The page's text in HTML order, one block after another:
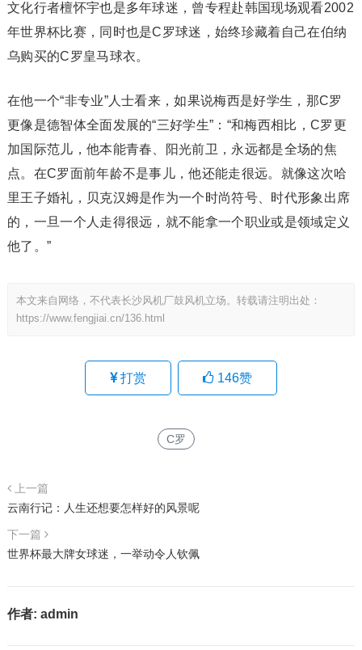
文化行者檀怀宇也是多年球迷，曾专程赴韩国现场观看2002
年世界杯比赛，同时也是C罗球迷，始终珍藏着自己在伯纳
乌购买的C罗皇马球衣。
在他一个“非专业”人士看来，如果说梅西是好学生，那C罗
更像是德智体全面发展的“三好学生”：“和梅西相比，C罗更
加国际范儿，他本能青春、阳光前卫，永远都是全场的焦
点。在C罗面前年龄不是事儿，他还能走很远。就像这次哈
里王子婚礼，贝克汉姆是作为一个时尚符号、时代形象出席
的，一旦一个人走得很远，就不能拿一个职业或是领域定义
他了。”
本文来自网络，不代表长沙风机厂鼓风机立场。转载请注明出处：
https://www.fengjiai.cn/136.html
打赏 146赞
C罗
上一篇
云南行记：人生还想要怎样好的风景呢
下一篇
世界杯最大牌女球迷，一举动令人钦佩
作者: admin